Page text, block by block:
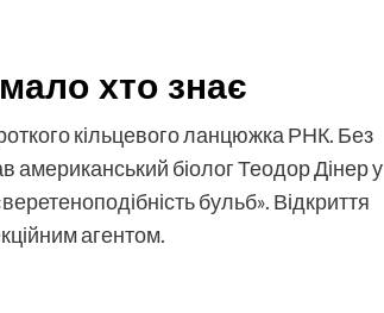
хто знає
кільцевого ланцюжка РНК. Без
американський біолог Теодор Дінер у
бульб». Відкриття
агентом.